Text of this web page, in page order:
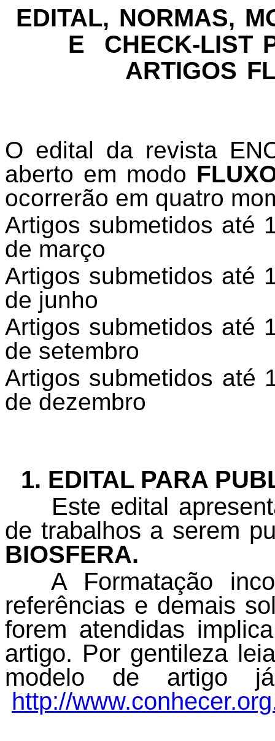
EDITAL, NORMAS,
E CHECK-LIST
ARTIGOS
O edital da revista
aberto em modo
ocorrerão em quatro
Artigos submetidos até
de março
Artigos submetidos até
de junho
Artigos submetidos até
de setembro
Artigos submetidos até
de dezembro
1. EDITAL PARA
Este edital
de trabalhos a serem
BIOSFERA.
A Formatação
referências e demais
forem atendidas
artigo. Por gentileza
modelo de artigo
http://